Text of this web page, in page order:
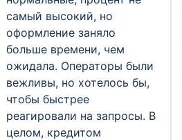
самый высокий, но
оформление заняло
больше времени, чем
ожидала. Операторы были
вежливы, но хотелось бы,
чтобы быстрее
реагировали на запросы. В
целом, кредитом